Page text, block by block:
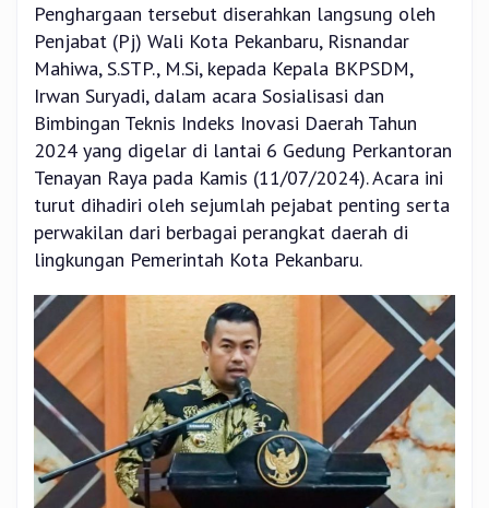
Penghargaan tersebut diserahkan langsung oleh
Penjabat (Pj) Wali Kota Pekanbaru, Risnandar
Mahiwa, S.STP., M.Si, kepada Kepala BKPSDM,
Irwan Suryadi, dalam acara Sosialisasi dan
Bimbingan Teknis Indeks Inovasi Daerah Tahun
2024 yang digelar di lantai 6 Gedung Perkantoran
Tenayan Raya pada Kamis (11/07/2024). Acara ini
turut dihadiri oleh sejumlah pejabat penting serta
perwakilan dari berbagai perangkat daerah di
lingkungan Pemerintah Kota Pekanbaru.